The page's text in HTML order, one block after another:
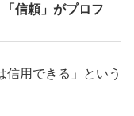
信頼」がプロフ
信用できる」という